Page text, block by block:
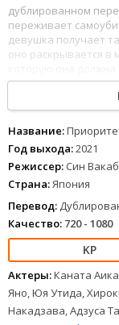
дублированном
переживает
девушка получает
оно раскрывается в
достаточного
Които. Тогда Аи
и защищать их
1 234 5 6 78
Название:
Год выхода:2021
Режиссер: Син
Страна:Япония
Перевод:
Качество: 720 - 1080
Актеры:Каната
Яно, Юя Утида,
Накадзава, Адзуса